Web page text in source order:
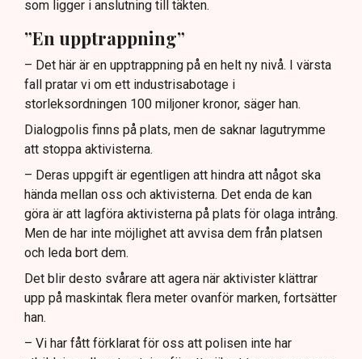
som ligger i anslutning till täkten.
”En upptrappning”
– Det här är en upptrappning på en helt ny nivå. I värsta
fall pratar vi om ett industrisabotage i
storleksordningen 100 miljoner kronor, säger han.
Dialogpolis finns på plats, men de saknar lagutrymme
att stoppa aktivisterna.
– Deras uppgift är egentligen att hindra att något ska
hända mellan oss och aktivisterna. Det enda de kan
göra är att lagföra aktivisterna på plats för olaga intrång.
Men de har inte möjlighet att avvisa dem från platsen
och leda bort dem.
Det blir desto svårare att agera när aktivister klättrar
upp på maskintak flera meter ovanför marken, fortsätter
han.
– Vi har fått förklarat för oss att polisen inte har